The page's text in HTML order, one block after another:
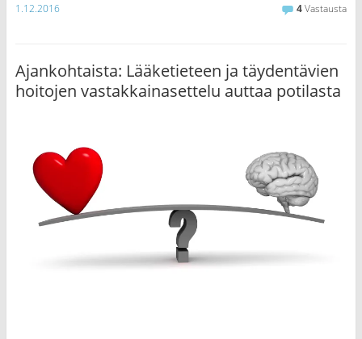
1.12.2016 4Vastausta
Ajankohtaista: Lääketieteen ja täydentävien
hoitojen vastakkainasettelu auttaa potilasta